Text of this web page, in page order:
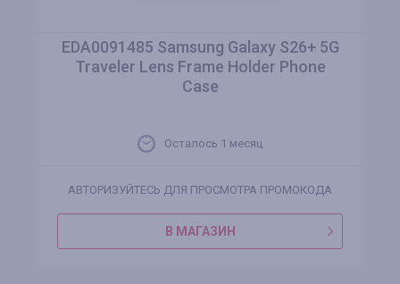
EDA0091485 Samsung Galaxy S26+ 5G
Traveler Lens Frame Holder Phone
Case
Осталось 1 месяц
АВТОРИЗУЙТЕСЬ ДЛЯ ПРОСМОТРА ПРОМОКОДА
В МАГАЗИН